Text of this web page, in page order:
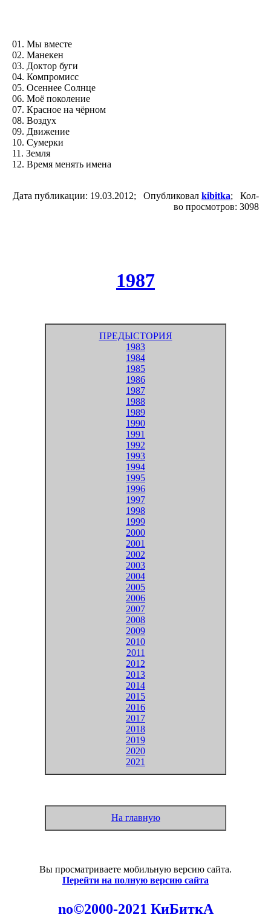
01. Мы вместе
02. Манекен
03. Доктор буги
04. Компромисс
05. Осеннее Солнце
06. Моё поколение
07. Красное на чёрном
08. Воздух
09. Движение
10. Сумерки
11. Земля
12. Время менять имена
Дата публикации: 19.03.2012; Опубликовал kibitka; Кол-
во просмотров: 3098
1987
ПРЕДЫСТОРИЯ
1983
1984
1985
1986
1987
1988
1989
1990
1991
1992
1993
1994
1995
1996
1997
1998
1999
2000
2001
2002
2003
2004
2005
2006
2007
2008
2009
2010
2011
2012
2013
2014
2015
2016
2017
2018
2019
2020
2021
На главную
Вы просматриваете мобильную версию сайта.
Перейти на полную версию сайта
no©2000-2021 КиБиткА